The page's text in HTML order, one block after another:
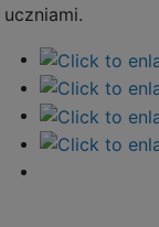
uczniami.